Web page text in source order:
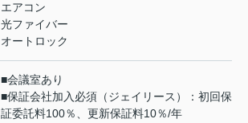
エアコン
光ファイバー
オートロック
■会議室あり
■保証会社加入必須（ジェイリース）：初回保
証委託料100％、更新保証料10％/年